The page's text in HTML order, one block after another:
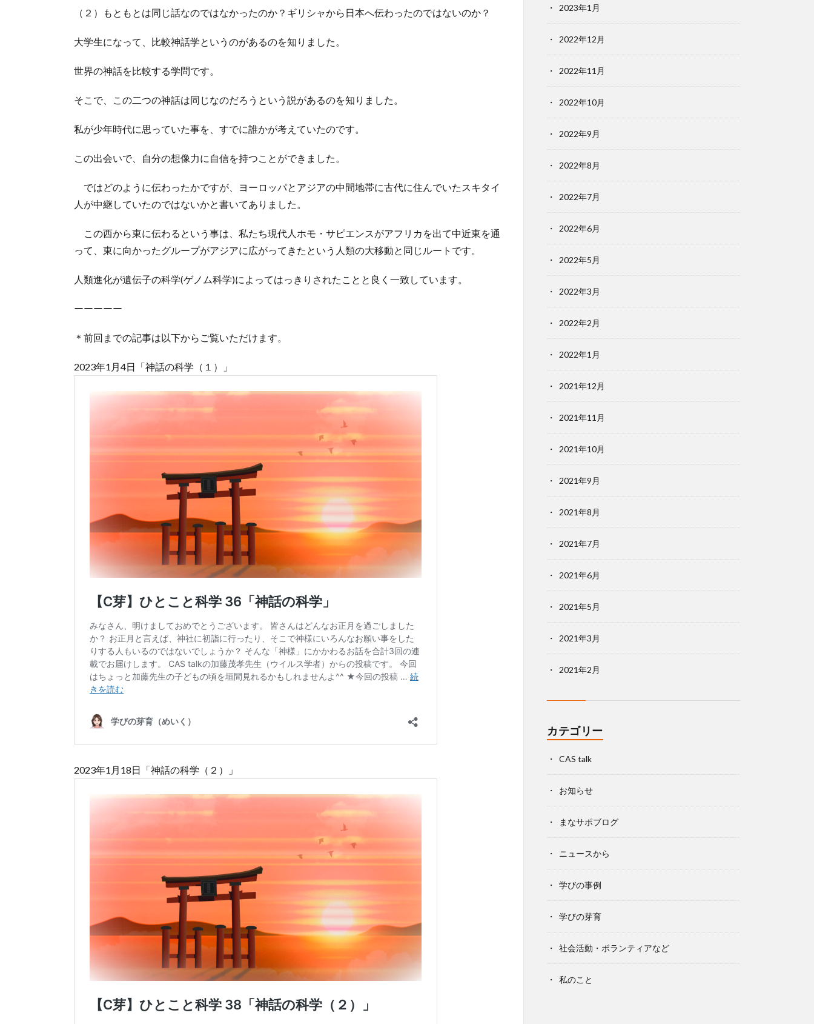
（２）もともとは同じ話なのではなかったのか？ギリシャから日本へ伝わったのではないのか？
大学生になって、比較神話学というのがあるのを知りました。
世界の神話を比較する学問です。
そこで、この二つの神話は同じなのだろうという説があるのを知りました。
私が少年時代に思っていた事を、すでに誰かが考えていたのです。
この出会いで、自分の想像力に自信を持つことができました。
ではどのように伝わったかですが、ヨーロッパとアジアの中間地帯に古代に住んでいたスキタイ
人が中継していたのではないかと書いてありました。
この西から東に伝わるという事は、私たち現代人ホモ・サピエンスがアフリカを出て中近東を通
って、東に向かったグループがアジアに広がってきたという人類の大移動と同じルートです。
人類進化が遺伝子の科学(ゲノム科学)によってはっきりされたことと良く一致しています。
ーーーーー
＊前回までの記事は以下からご覧いただけます。
2023年1月4日「神話の科学（１）」
2023年1月18日「神話の科学（２）」
2023年1月
2022年12月
2022年11月
2022年10月
2022年9月
2022年8月
2022年7月
2022年6月
2022年5月
2022年3月
2022年2月
2022年1月
2021年12月
2021年11月
2021年10月
2021年9月
2021年8月
2021年7月
2021年6月
2021年5月
2021年3月
2021年2月
カテゴリー
CAS talk
お知らせ
まなサポブログ
ニュースから
学びの事例
学びの芽育
社会活動・ボランティアなど
私のこと